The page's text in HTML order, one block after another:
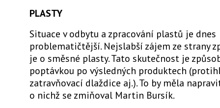
PLASTY
Situace v odbytu a zpracování plastů je dnes
problematičtější. Nejslabší zájem ze strany
je o směsné plasty. Tato skutečnost je
poptávkou po výsledných produktech
zatravňovací dlaždice aj.). To by měla
o nichž se zmiňoval Martin Bursík.